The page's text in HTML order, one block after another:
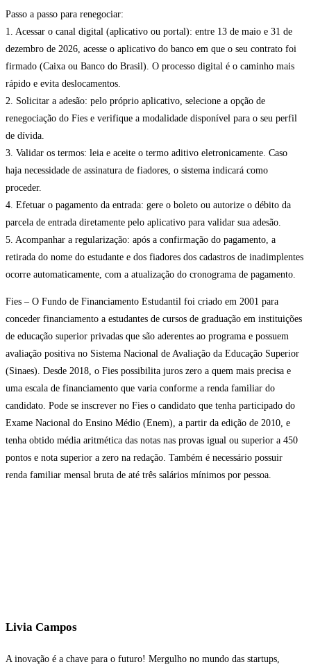
Passo a passo para renegociar:
1. Acessar o canal digital (aplicativo ou portal): entre 13 de maio e 31 de
dezembro de 2026, acesse o aplicativo do banco em que o seu contrato foi
firmado (Caixa ou Banco do Brasil). O processo digital é o caminho mais
rápido e evita deslocamentos.
2. Solicitar a adesão: pelo próprio aplicativo, selecione a opção de
renegociação do Fies e verifique a modalidade disponível para o seu perfil
de dívida.
3. Validar os termos: leia e aceite o termo aditivo eletronicamente. Caso
haja necessidade de assinatura de fiadores, o sistema indicará como
proceder.
4. Efetuar o pagamento da entrada: gere o boleto ou autorize o débito da
parcela de entrada diretamente pelo aplicativo para validar sua adesão.
5. Acompanhar a regularização: após a confirmação do pagamento, a
retirada do nome do estudante e dos fiadores dos cadastros de inadimplentes
ocorre automaticamente, com a atualização do cronograma de pagamento.
Fies – O Fundo de Financiamento Estudantil foi criado em 2001 para
conceder financiamento a estudantes de cursos de graduação em instituições
de educação superior privadas que são aderentes ao programa e possuem
avaliação positiva no Sistema Nacional de Avaliação da Educação Superior
(Sinaes). Desde 2018, o Fies possibilita juros zero a quem mais precisa e
uma escala de financiamento que varia conforme a renda familiar do
candidato. Pode se inscrever no Fies o candidato que tenha participado do
Exame Nacional do Ensino Médio (Enem), a partir da edição de 2010, e
tenha obtido média aritmética das notas nas provas igual ou superior a 450
pontos e nota superior a zero na redação. Também é necessário possuir
renda familiar mensal bruta de até três salários mínimos por pessoa.
Livia Campos
A inovação é a chave para o futuro! Mergulho no mundo das startups,